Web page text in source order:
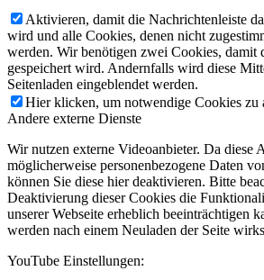
Aktivieren, damit die Nachrichtenleiste
wird und alle Cookies, denen nicht
werden. Wir benötigen zwei Cookies, damit
gespeichert wird. Andernfalls wird diese
Seitenladen eingeblendet werden.
Hier klicken, um notwendige Cookies zu
Andere externe Dienste
Wir nutzen externe Videoanbieter. Da diese
möglicherweise personenbezogene Daten
können Sie diese hier deaktivieren. Bitte
Deaktivierung dieser Cookies die
unserer Webseite erheblich beeinträchtigen
werden nach einem Neuladen der Seite
YouTube Einstellungen: